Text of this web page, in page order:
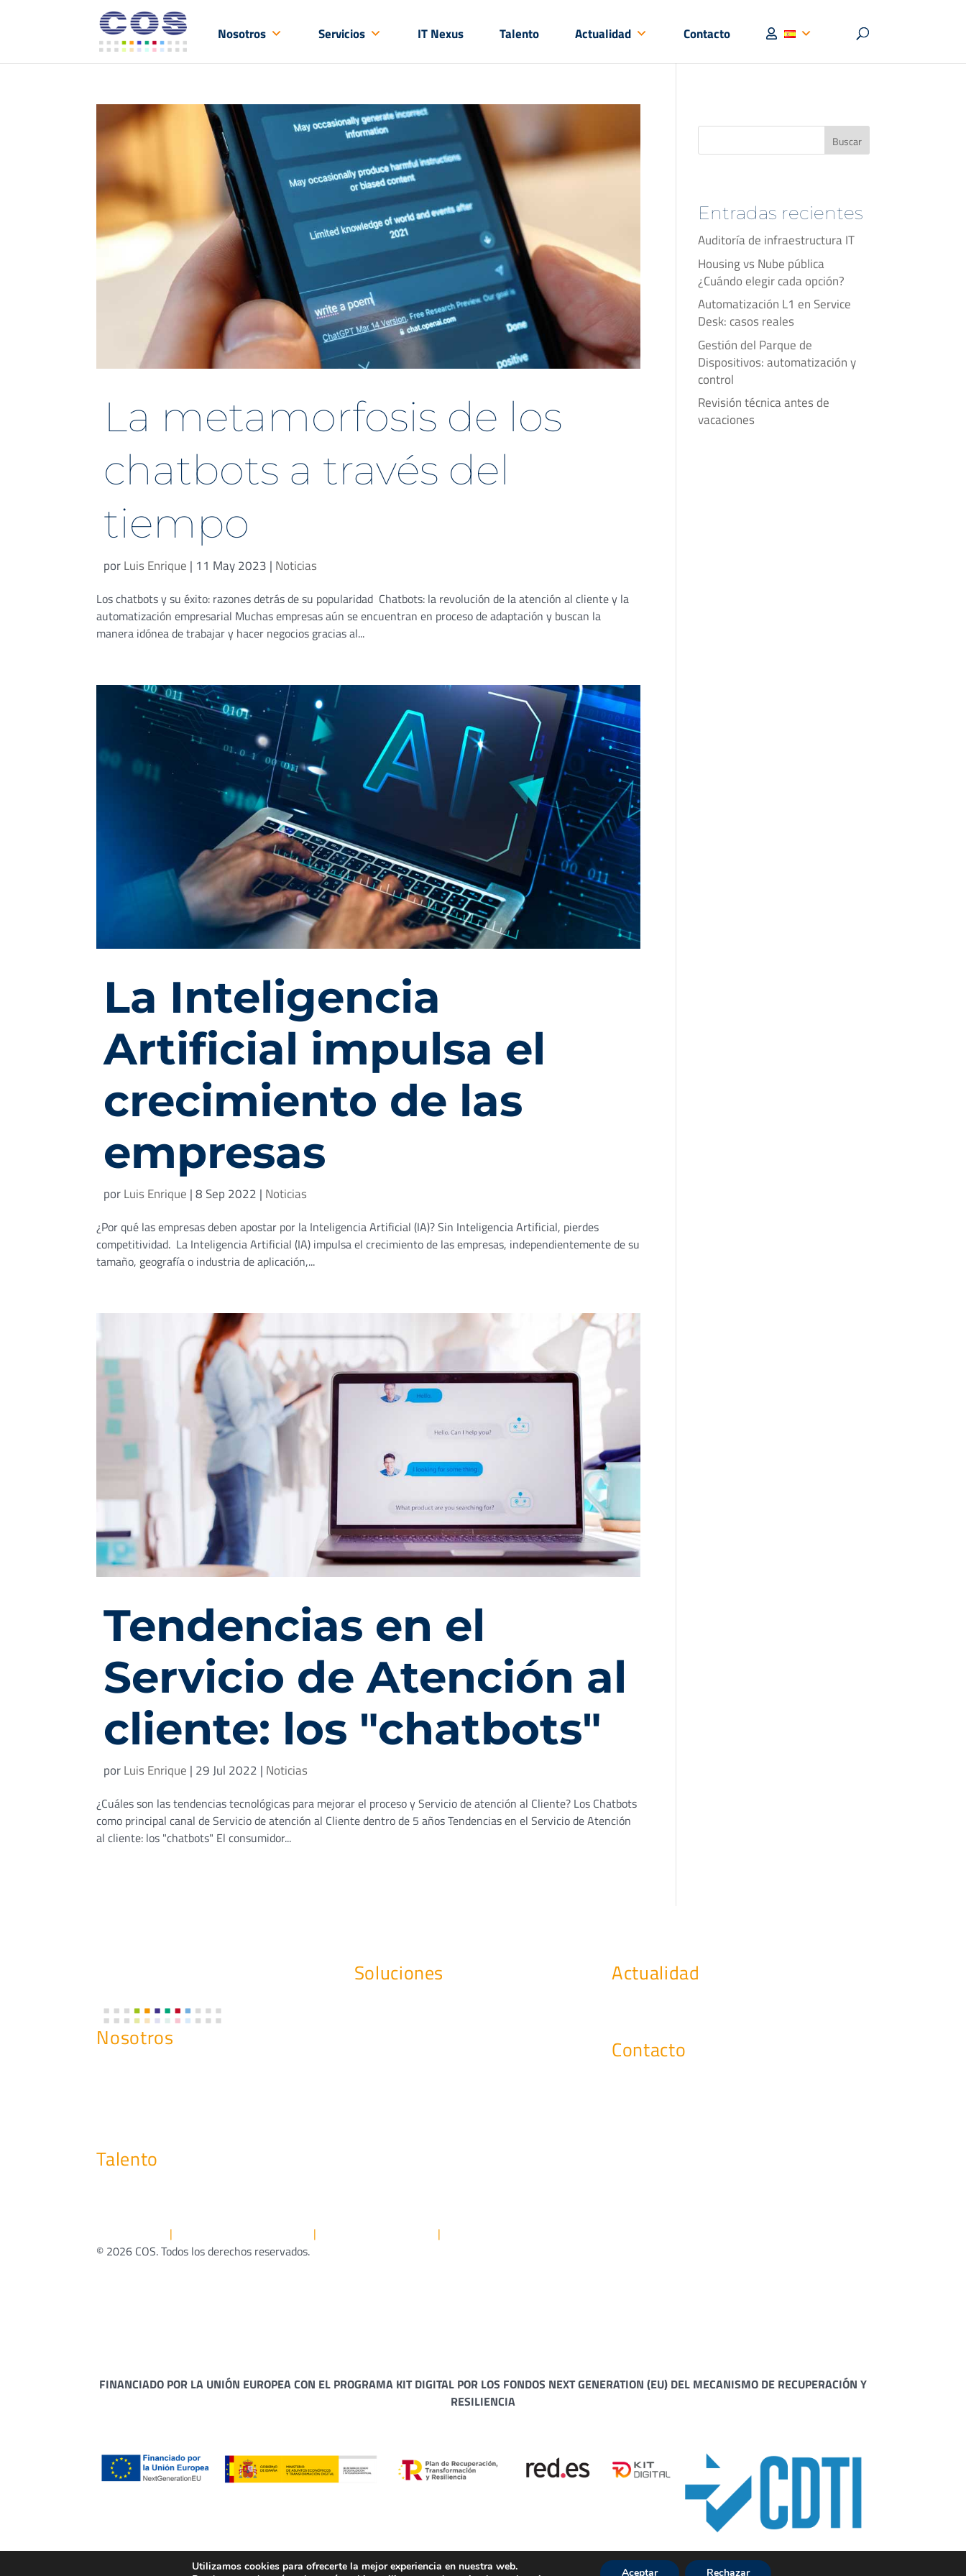
Nosotros Servicios IT Nexus Talento Actualidad Contacto
La metamorfosis de los
chatbots a través del
tiempo
porLuis Enrique | 11 May 2023 | Noticias
Los chatbots y su éxito: razones detrás de su popularidad Chatbots: la revolución de la atención al cliente y la
automatización empresarial Muchas empresas aún se encuentran en proceso de adaptación y buscan la
manera idónea de trabajar y hacer negocios gracias al...
La Inteligencia
Artificial impulsa el
crecimiento de las
empresas
porLuis Enrique |8 Sep 2022 | Noticias
¿Por qué las empresas deben apostar por la Inteligencia Artificial (IA)? Sin Inteligencia Artificial, pierdes
competitividad. La Inteligencia Artificial (IA) impulsa el crecimiento de las empresas, independientemente de su
tamaño, geografía o industria de aplicación,...
Tendencias en el
Servicio de Atención al
cliente: los "chatbots"
porLuis Enrique | 29 Jul 2022 | Noticias
¿Cuáles son las tendencias tecnológicas para mejorar el proceso y Servicio de atención al Cliente? Los Chatbots
como principal canal de Servicio de atención al Cliente dentro de 5 años Tendencias en el Servicio de Atención
al cliente: los "chatbots" El consumidor...
Buscar
Entradas recientes
Auditoría de infraestructura IT
Housing vs Nube pública
¿Cuándo elegir cada opción?
Automatización L1 en Service
Desk: casos reales
Gestión del Parque de
Dispositivos: automatización y
control
Revisión técnica antes de
vacaciones
Utilizamos cookies para ofrecerte la mejor experiencia en nuestra web.
Aceptar Rechazar
Nosotros
Talento
Soluciones Actualidad
Contacto
| | |
© 2026 COS. Todos los derechos reservados.
FINANCIADO POR LA UNIÓN EUROPEA CON EL PROGRAMA KIT DIGITAL POR LOS FONDOS NEXT GENERATION (EU) DEL MECANISMO DE RECUPERACIÓN Y
RESILIENCIA